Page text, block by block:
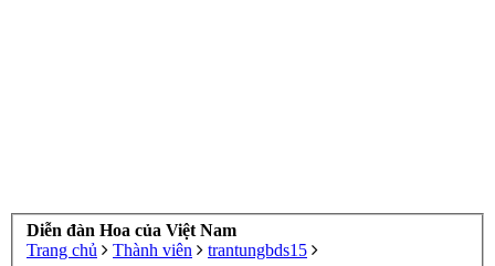
Diễn đàn Hoa của Việt Nam
Trang chủ
Thành viên trantungbds15